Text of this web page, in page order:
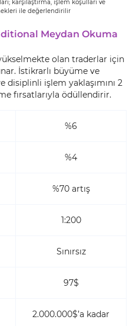
karşılaştırma, işlem koşulları ve
ile değerlendirilir
Meydan Okuma
olan traderlar için
İstikrarlı büyüme ve
disiplinli işlem yaklaşımını 2
fırsatlarıyla ödüllendirir.
%6
%4
%70 artış
1:200
Sınırsız
97$
2.000.000$’a kadar